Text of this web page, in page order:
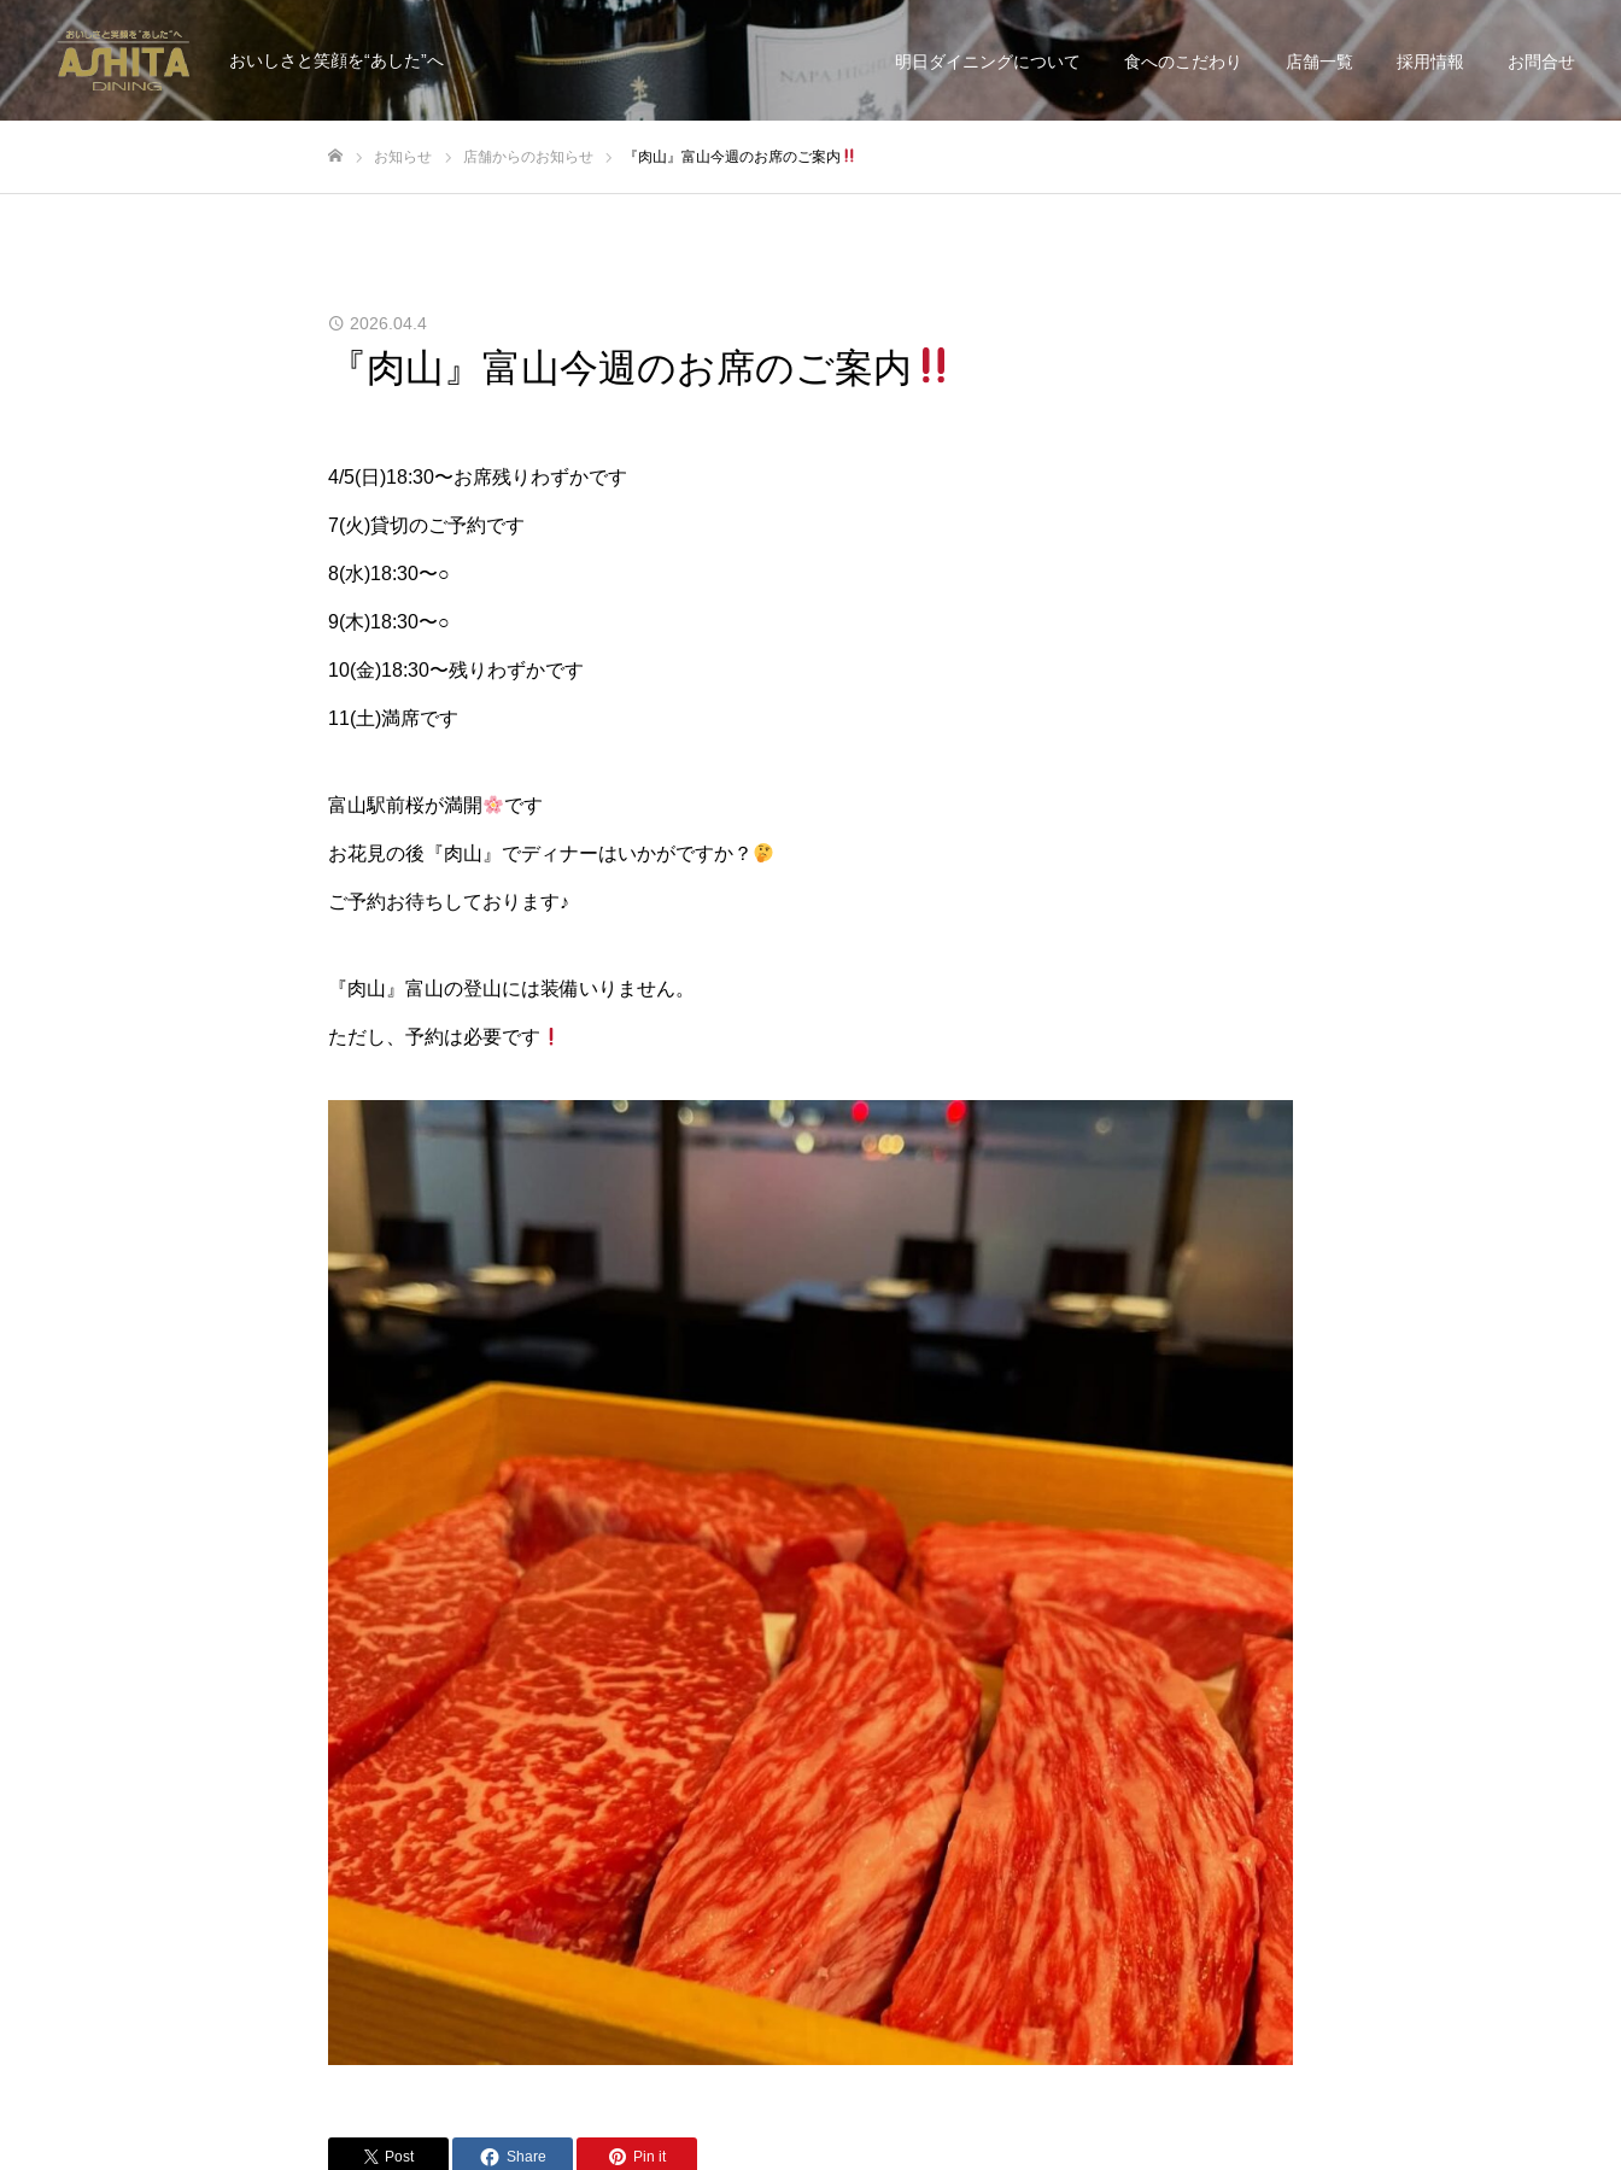
おいしさと笑顔を“あした”へ 明日ダイニングについて 食へのこだわり 店舗一覧 採用情報 お問合せ
お知らせ 店舗からのお知らせ 『肉山』富山今週のお席のご案内
2026.04.4
『肉山』富山今週のお席のご案内
4/5(日)18:30〜お席残りわずかです
7(火)貸切のご予約です
8(水)18:30〜○
9(木)18:30〜○
10(金)18:30〜残りわずかです
11(土)満席です
富山駅前桜が満開 です
お花見の後『肉山』でディナーはいかがですか？
ご予約お待ちしております♪
『肉山』富山の登山には装備いりません。
ただし、予約は必要です
Post Share Pin it